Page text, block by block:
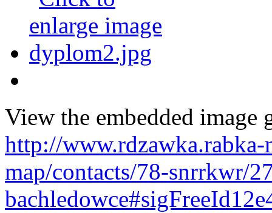
View the embedded image
http://
map/contacts/78-snrrkwr/